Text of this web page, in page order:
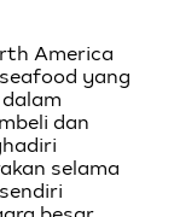
America
yang
dan
selama